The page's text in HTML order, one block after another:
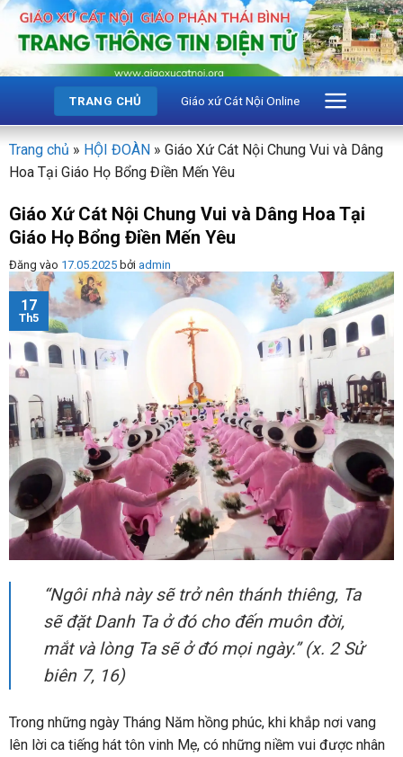
Bỏ
qua
dung
TRANG CHỦ Giáo xứ Cát Nội Online
Trang chủ » HỘI ĐOÀN » Giáo Xứ Cát Nội Chung Vui và Dâng
Hoa Tại Giáo Họ Bổng Điền Mến Yêu
Giáo Xứ Cát Nội Chung Vui và Dâng Hoa Tại
Giáo Họ Bổng Điền Mến Yêu
Đăng vào 17.05.2025 bởi admin
17
Th5
“Ngôi nhà này sẽ trở nên thánh thiêng, Ta
sẽ đặt Danh Ta ở đó cho đến muôn đời,
mắt và lòng Ta sẽ ở đó mọi ngày.” (x. 2 Sử
biên 7, 16)
Trong những ngày Tháng Năm hồng phúc, khi khắp nơi vang
lên lời ca tiếng hát tôn vinh Mẹ, có những niềm vui được nhân